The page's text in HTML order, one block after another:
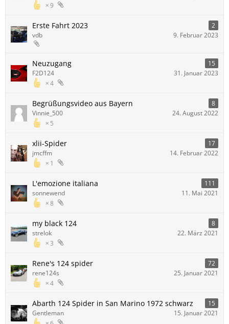
9
Erste Fahrt 2023
2
vdb
9. Februar 2023
Neuzugang 15
4
F2D124 31. Januar 2023
Begrüßungsvideo aus Bayern 8
5
Vinnie_500 24. August 2022
xlii-Spider 17
1
jmcffm 14. Februar 2022
L'emozione italiana 111
8
sonnewend 11. Mai 2021
my black 124 8
3
strelok 22. März 2021
Rene's 124 spider 72
4
rene124s 25. Januar 2021
Abarth 124 Spider in San Marino 1972 schwarz 15
Gentleman 15. Januar 2021